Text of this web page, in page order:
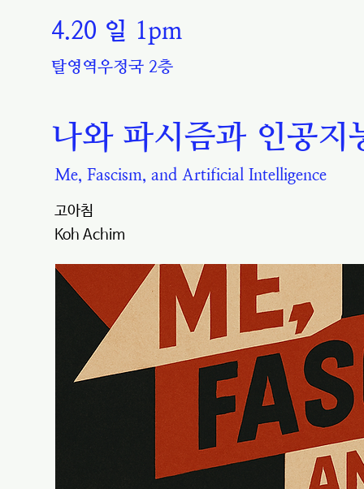
4.20 일 1pm
탈영역우정국 2층
나와 파시즘과 인공지
Me, Fascism, and Artificial Intelligence
고아침
Koh Achim